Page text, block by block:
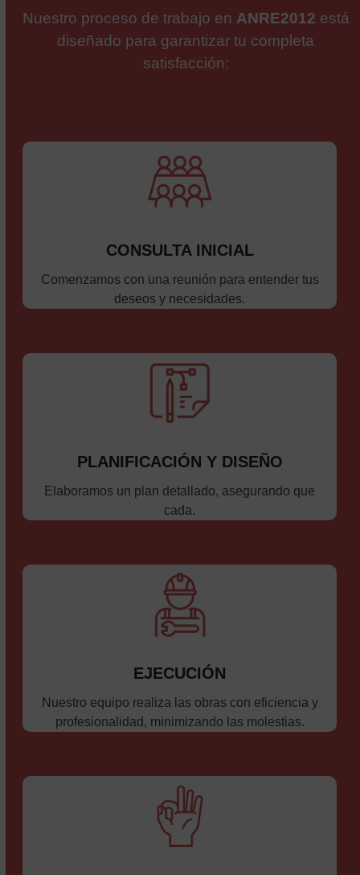
Nuestro proceso de trabajo en ANRE2012 está
diseñado para garantizar tu completa
satisfacción:
CONSULTA INICIAL
Comenzamos con una reunión para entender tus
deseos y necesidades.
PLANIFICACIÓN Y DISEÑO
Elaboramos un plan detallado, asegurando que
cada.
EJECUCIÓN
Nuestro equipo realiza las obras con eficiencia y
profesionalidad, minimizando las molestias.